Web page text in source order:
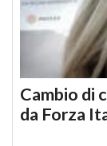
Cambio di
da Forza